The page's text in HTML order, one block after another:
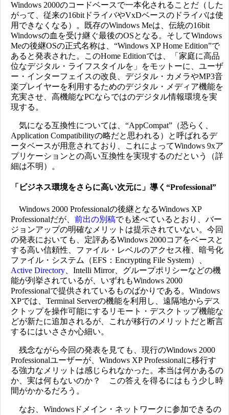
Windows 2000のコードベースで一本化されることだ（した
がって、従来の16bitドライバやVxDベースのドライバは使
用できなくなる）。既存のWindows Meは、伝統の16bit
Windowsの血を受け継ぐ最後のOSとなる。そしてWindows
Meの後継OSの正式名称は、“Windows XP Home Edition”で
あると発表された。このHome Editionでは、「家庭に高品
位なデジタル・ライフスタイルを」をモットーに、ユーザ
ー・インターフェイスの改良、デジタル・カメラやMP3音
楽プレイヤーを利用するためのデジタル・メディア機能を
充実させ、高機能なPCならではのデジタル情報環境を実
現する。
気になる互換性については、“AppCompat”（恐らく、
Application Compatibilityの略だと思われる）と呼ばれるデ
ータベースが用意されており、これによってWindows 9xア
プリケーションとの高い互換性を実現するのだという（詳
細は不明）。
「ビジネス環境をさらに高い次元に」導く“Professional”
Windows 2000 Professionalの後継となるWindows XP
Professionalだが、 前出の別稿でも述べているとおり、バー
ジョンアップの明確なメリットは提示されていない。今回
の発表においても、定評あるWindows 2000コアをベースと
する高い信頼性、ファイル・レベルのアクセス権、暗号化
ファイル・システム（EFS：Encrypting File System）、
Active Directory 、Intelli Mirror、グループポリシーなどの機
能が列挙されているが、いずれもWindows 2000
Professionalで提供されているものばかりである。Windows
XPでは、Terminal Serverの機能を利用し、遠隔地からデス
クトップを操作可能にするリモート・デスクトップ機能な
どが新たに追加されるが、これが移行のメリットだと断言
するにはいささか心細い。
残念ながら今回の発表を見ても、現行のWindows 2000
Professionalユーザーが、Windows XP Professionalに移行す
る強力なメリットは感じられなかった。本当は何かあるの
か、実は何もないのか？ この答えを得るにはもう少し時
間がかかるだろう。
なお、Windowsドメイン・ネットワークに参加できるの